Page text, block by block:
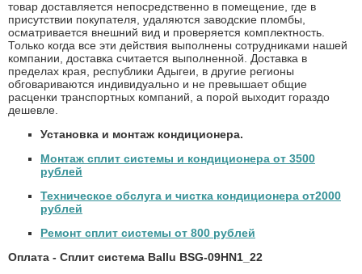
товар доставляется непосредственно в помещение, где в
присутствии покупателя, удаляются заводские пломбы,
осматривается внешний вид и проверяется комплектность.
Только когда все эти действия выполнены сотрудниками нашей
компании, доставка считается выполненной. Доставка в
пределах края, республики Адыгеи, в другие регионы
обговариваются индивидуально и не превышает общие
расценки транспортных компаний, а порой выходит гораздо
дешевле.
Установка и монтаж кондиционера.
Монтаж сплит системы и кондиционера от 3500
рублей
Техническое обслуга и чистка кондиционера от2000
рублей
Ремонт сплит системы от 800 рублей
Оплата - Сплит система Ballu BSG-09HN1_22